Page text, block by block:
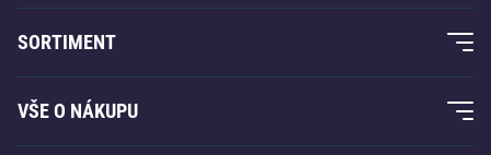
O nás
Acra garance
Kontakty
SORTIMENT
Fitness a posilování
Raketové sporty
VŠE O NÁKUPU